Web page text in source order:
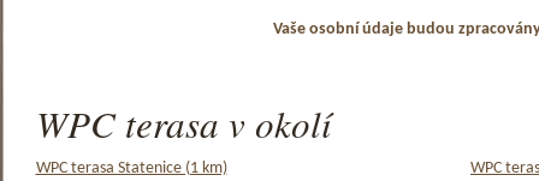
Vaše osobní údaje budou
WPC terasa v okolí
WPC terasa Statenice (1 km)
WPC